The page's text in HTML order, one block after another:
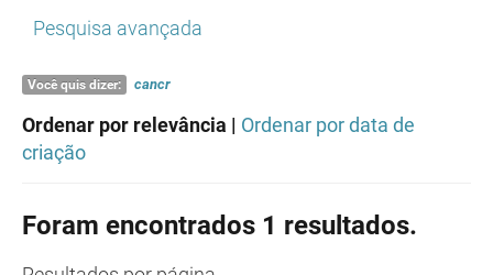
Pesquisa avançada
Você quis dizer: cancr
Ordenar por relevância | Ordenar por data de
criação
Foram encontrados 1 resultados.